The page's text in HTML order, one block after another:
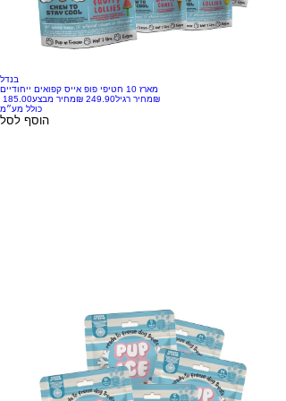
בנדל
מארז 10 חטיפי פופ אייס קפואים ייחודיים
מחיר רגיל
מחיר מבצע
‏185.00 ‏₪
כולל מע״מ
הוסף לסל